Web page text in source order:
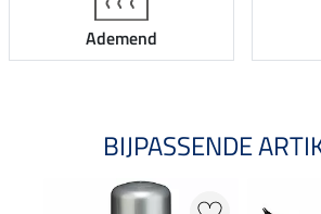
Ademend
BIJPASSENDE